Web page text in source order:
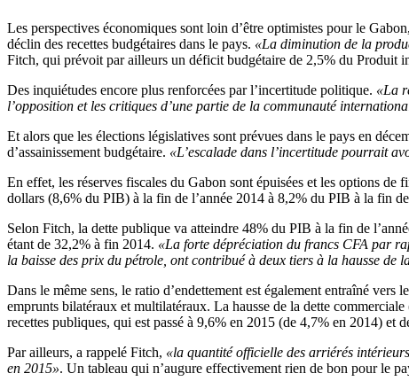
Les perspectives économiques sont loin d’être optimistes pour le
déclin des recettes budgétaires dans le pays. «La diminution de la
Fitch, qui prévoit par ailleurs un déficit budgétaire de 2,5% du Produit
Des inquiétudes encore plus renforcées par l’incertitude politique. «La
l’opposition et les critiques d’une partie de la communauté
Et alors que les élections législatives sont prévues dans le pays en
d’assainissement budgétaire. «L’escalade dans l’incertitude pourrait
En effet, les réserves fiscales du Gabon sont épuisées et les options
dollars (8,6% du PIB) à la fin de l’année 2014 à 8,2% du PIB à la fin
Selon Fitch, la dette publique va atteindre 48% du PIB à la fin de
étant de 32,2% à fin 2014. «La forte dépréciation du francs CFA par
la baisse des prix du pétrole, ont contribué à deux tiers à la hausse de
Dans le même sens, le ratio d’endettement est également entraîné
emprunts bilatéraux et multilatéraux. La hausse de la dette
recettes publiques, qui est passé à 9,6% en 2015 (de 4,7% en 2014) et
Par ailleurs, a rappelé Fitch, «la quantité officielle des arriérés
en 2015». Un tableau qui n’augure effectivement rien de bon pour le